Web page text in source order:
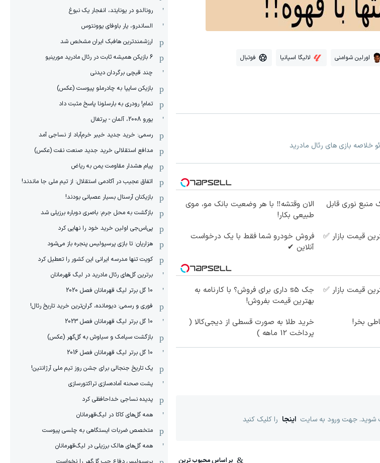
اورلین شوامنی لالیگا اسپانیا فوتبال
خلاصه بازی های رئال مادرید
منبع نوری قابل
الان وقتشه‼️ با هر وضعیت بانک مو، موی
طبیعی بکار!
قیمت بازار ✅
فروش خودرو شما فقط با یک درخواست
آنلاین ✔
قیمت بازار ✅
جک s5 داری برای فروش؟ با کارنامه به
بهترین قیمت بفروش!
بخر!
خرید طلا به صورت قسطی از دیجی‌کالا (
پرداخت 12 ماهه )
شوید. جهت ورود به سایت اینجا را کلیک کنید
رونالدو در یونایتد، انفجار یک نبوغ
الساندرو، یار باوفای یوونتوس
ارزشمندترین هافبک ایران مشخص شد
6 بازیکن همیشه ثابت در رئال مادرید مورینیو
چند قیچی برگردان دیدنی
بازیکن سایپا به چادرملو پیوست (عکس)
تمام! رودری به بارسلونا پاسخ مثبت داد
یورو 2008، آلمان - پرتغال
رسمی: خرید جدید خیبر خرم‌آباد از نساجی آمد
مدافع استقلالی خرید جدید صنعت نفت (عکس)
پیام هشدار مقاومت یمن به ریاض
اتفاق عجیب در آکادمی استقلال: از تیم ملی جا ماندند!
بازیکنان آرسنال بسیار عصبانی بودند!
بازگشت به محل جرم: باصری دوباره برزیلی شد
پی‌اس‌جی اولین خرید خود را نهایی کرد
هزاریان: تا بازی پرسپولیس پنجره باز می‌شود
کویت تنها مدرسه ایرانی این کشور را تعطیل کرد
برترین گل‌های رئال مادرید در لیگ قهرمانان
10 گل برتر لیگ قهرمانان فصل 2020
فوری و رسمی: دیومانده، گران‌ترین خرید تاریخ رئال!
10 گل برتر لیگ قهرمانان فصل 2023
بازگشت سیامک و سیاوش به گل‌گهر (عکس)
10 گل برتر لیگ قهرمانان فصل 2016
یک تاریخ جنجالی برای جشن روز تیم ملی آرژانتین!
پشت صحنه آماده‌سازی تراکتورسازی
پدیده نساجی خداحافظی کرد
همه گل‌های کاکا در لیگ‌قهرمانان
متخصص ضربات ایستگاهی به چلسی پیوست
همه گل‌های هالک برزیلی در لیگ‌قهرمانان